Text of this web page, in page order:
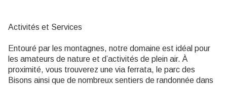
Activités et Services
Entouré par les montagnes, notre domaine est idéal pour
les amateurs de nature et d’activités de plein air. À
proximité, vous trouverez une via ferrata, le parc des
Bisons ainsi que de nombreux sentiers de randonnée dans